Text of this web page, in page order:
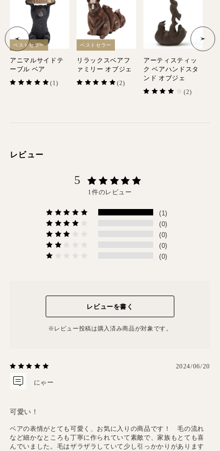
ベストセラー
アニマルサイドテ
ーブル ベア
(1)
ベストセラー
リラックスベアフ
ァミリー オブジェ
(2)
アーティスティッ
ク ベアハンドスタ
ンド オブジェ
(2)
ベ
レビュー
5
1件のレビュー
(1)
(0)
(0)
(0)
(0)
レビューを書く
※レビュー投稿は購⼊済み商品が対象です。
2024/06/20
にゃー
可愛い！
ベアの表情がとても可愛く、お気に入りの商品です！ 毛の流れ
など細かなところも丁寧に作られていて素敵で、家族もとても喜
んでいました。毛はザラザラしていて少し引っかかりがあります